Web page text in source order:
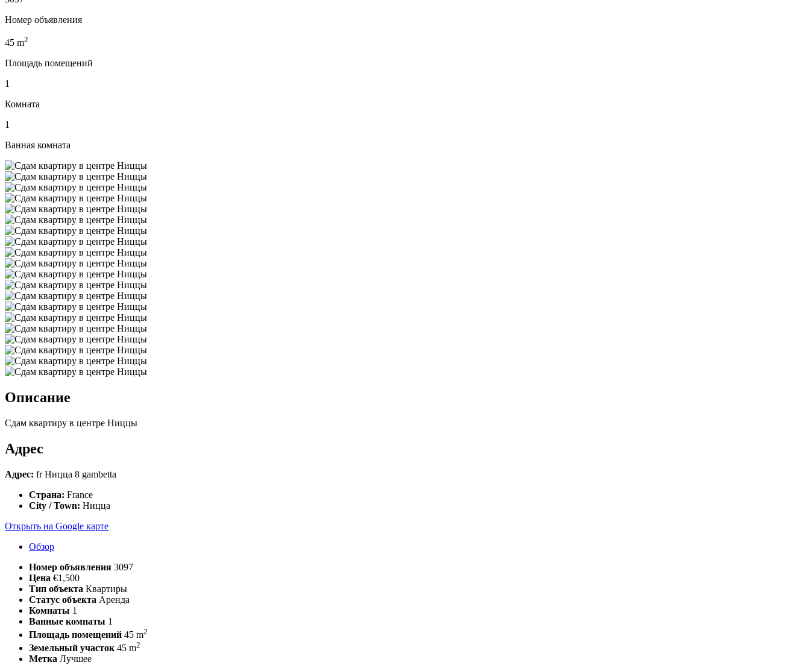
Номер объявления
45 m2
Площадь помещений
1
Комната
1
Ванная комната
Описание
Сдам квартиру в центре Ниццы
Адрес
Адрес: fr Ницца 8 gambetta
Страна: France
City / Town: Ницца
Открыть на Google карте
Обзор
Номер объявления 3097
Цена €1,500
Тип объекта Квартиры
Статус объекта Аренда
Комнаты 1
Ванные комнаты 1
Площадь помещений 45 m2
Земельный участок 45 m2
Метка Лучшее